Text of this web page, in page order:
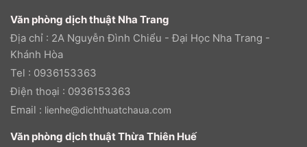
Văn phòng dịch thuật Nha Trang
Địa chỉ : 2A Nguyễn Đình Chiểu - Đại Học Nha Trang -
Khánh Hòa
Tel : 0936153363
Điện thoại : 0936153363
Email : lienhe@dichthuatchaua.com
Văn phòng dịch thuật Thừa Thiên Huế